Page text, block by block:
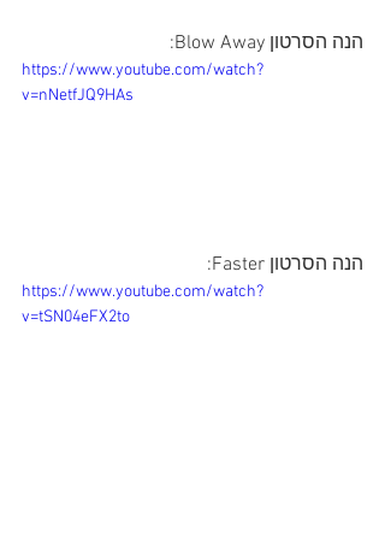
הנה הסרטון Blow Away:
https://www.youtube.com/watch?
v=nNetfJQ9HAs
הנה הסרטון Faster:
https://www.youtube.com/watch?
v=tSN04eFX2to